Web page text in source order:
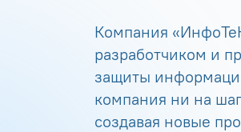
Компания
разработчиком и
защиты
компания ни на
создавая новые